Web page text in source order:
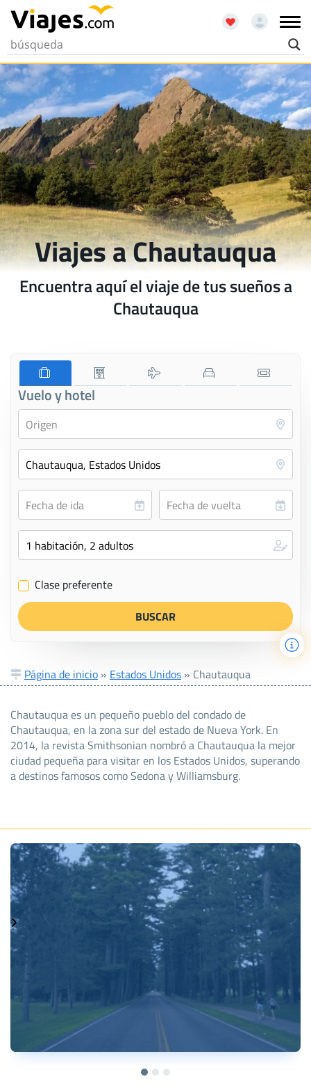
Viajes a Chautauqua
Encuentra aquí el viaje de tus sueños a
Chautauqua
Vuelo y hotel
✔ Clase preferente
Página de inicio » Estados Unidos » Chautauqua
Chautauqua es un pequeño pueblo del condado de
Chautauqua, en la zona sur del estado de Nueva York. En
2014, la revista Smithsonian nombró a Chautauqua la mejor
ciudad pequeña para visitar en los Estados Unidos, superando
a destinos famosos como Sedona y Williamsburg.